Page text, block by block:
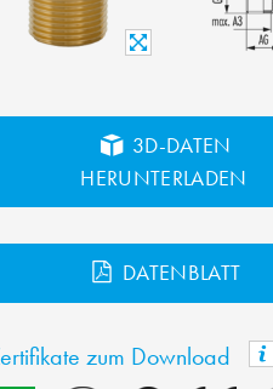
3D-DATEN
HERUNTERLADEN
DATENBLATT
zum Download